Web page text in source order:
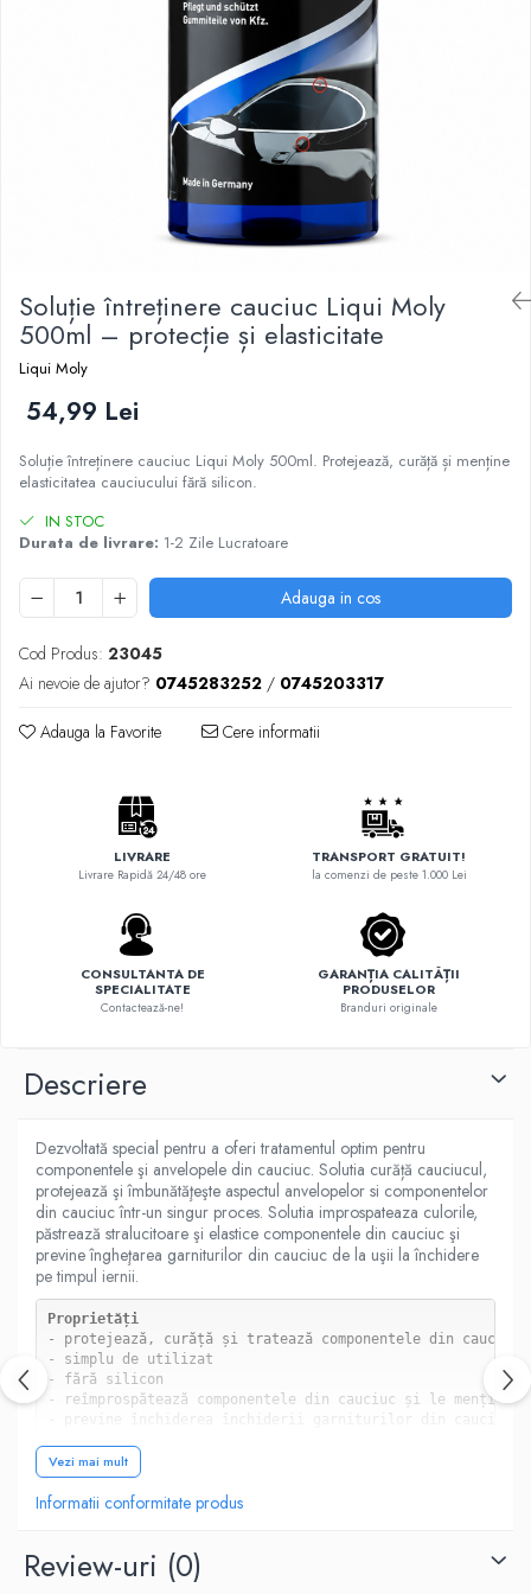
Soluție întreținere cauciuc Liqui Moly
500ml – protecție și elasticitate
Liqui Moly
54,99 Lei
Soluție întreținere cauciuc Liqui Moly 500ml. Protejează, curăță și menține
elasticitatea cauciucului fără silicon.
IN STOC
Durata de livrare: 1-2 Zile Lucratoare
Adauga in cos
Cod Produs: 23045
Ai nevoie de ajutor? 0745283252 / 0745203317
Adauga la Favorite Cere informatii
LIVRARE
Livrare Rapidă 24/48 ore
TRANSPORT GRATUIT!
la comenzi de peste 1.000 Lei
CONSULTANTA DE
SPECIALITATE
Contactează-ne!
GARANȚIA CALITĂȚII
PRODUSELOR
Branduri originale
Descriere
Dezvoltată special pentru a oferi tratamentul optim pentru
componentele şi anvelopele din cauciuc. Solutia curăță cauciucul,
protejează şi îmbunătăţeşte aspectul anvelopelor si componentelor
din cauciuc într-un singur proces. Solutia improspateaza culorile,
păstrează stralucitoare şi elastice componentele din cauciuc şi
previne îngheţarea garniturilor din cauciuc de la uşii la închidere
pe timpul iernii.
Proprietăți
- protejează, curăță și tratează componentele din
- simplu de utilizat
- fără silicon
- reîmprospătează componentele din cauciuc și le menține
Valoare pH                      6,5 (20°C
Bază                               produse de îngrijire,
Densitate 20 °C              1,0 g/cm³
Punct inflamabilitate        ca. 32 °C
Vezi mai mult
Informatii conformitate produs
Review-uri (0)